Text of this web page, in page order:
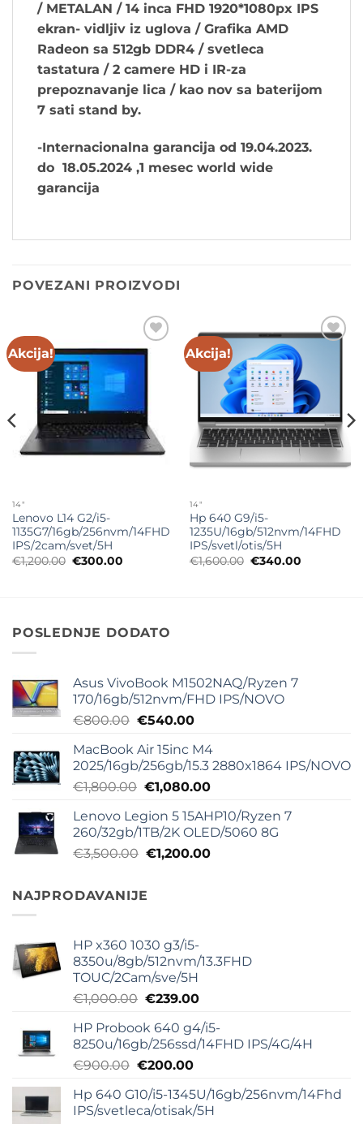
/ METALAN / 14 inca FHD 1920*1080px IPS
ekran- vidljiv iz uglova / Grafika AMD
Radeon sa 512gb DDR4 / svetleca
tastatura / 2 camere HD i IR-za
prepoznavanje lica / kao nov sa baterijom
7 sati stand by.
-Internacionalna garancija od 19.04.2023.
do 18.05.2024 ,1 mesec world wide
garancija
POVEZANI PROIZVODI
Akcija!
Add to
14"
Lenovo L14 G2/i5-
1135G7/16gb/256nvm/14FHD
IPS/2cam/svet/5H
€1,200.00 Originalna
€300.00Trenutna
Akcija!
14"
Hp 640 G9/i5-
1235U/16gb/512nvm/14FHD
IPS/svetl/otis/5H
€1,600.00 Originalna
€340.00Trenutna
POSLEDNJE DODATO
Asus VivoBook M1502NAQ/Ryzen 7
170/16gb/512nvm/FHD IPS/NOVO
€800.00 Originalna
je
bila:
€800.00.
€540.00Trenutna
je:
€540.00.
MacBook Air 15inc M4
2025/16gb/256gb/15.3 2880x1864 IPS/NOVO
€1,800.00 Originalna
je
bila:
€1,800.00.
€1,080.00Trenutna
je:
€1,080.00.
Lenovo Legion 5 15AHP10/Ryzen 7
260/32gb/1TB/2K OLED/5060 8G
€3,500.00 Originalna
bila:
€1,200.00Trenutna
NAJPRODAVANIJE
HP x360 1030 g3/i5-
8350u/8gb/512nvm/13.3FHD
TOUC/2Cam/sve/5H
€1,000.00 Originalna
je
bila:
€1,000.00.
€239.00Trenutna
je:
€239.00.
HP Probook 640 g4/i5-
8250u/16gb/256ssd/14FHD IPS/4G/4H
€900.00 Originalna
je
bila:
€200.00Trenutna
je:
€200.00.
Hp 640 G10/i5-1345U/16gb/256nvm/14Fhd
IPS/svetleca/otisak/5H